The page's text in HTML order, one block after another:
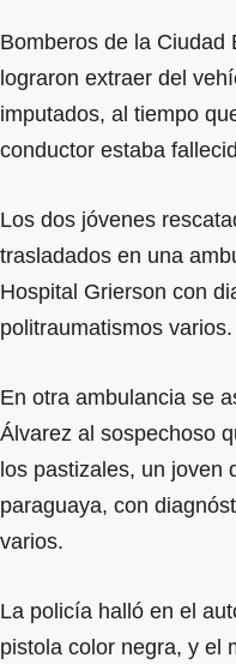
Bomberos de la Ciudad
lograron extraer del
imputados, al tiempo
conductor estaba
Los dos jóvenes
trasladados en una
Hospital Grierson con
politraumatismos varios.
En otra ambulancia se
Álvarez al sospechoso
los pastizales, un joven
paraguaya, con
varios.
La policía halló en el
pistola color negra, y el